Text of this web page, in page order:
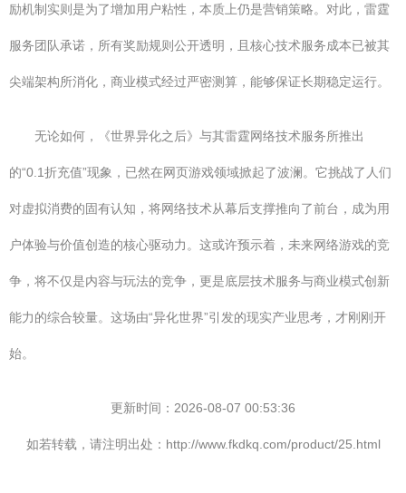
励机制实则是为了增加用户粘性，本质上仍是营销策略。对此，雷霆
服务团队承诺，所有奖励规则公开透明，且核心技术服务成本已被其
尖端架构所消化，商业模式经过严密测算，能够保证长期稳定运行。
无论如何，《世界异化之后》与其雷霆网络技术服务所推出
的“0.1折充值”现象，已然在网页游戏领域掀起了波澜。它挑战了人们
对虚拟消费的固有认知，将网络技术从幕后支撑推向了前台，成为用
户体验与价值创造的核心驱动力。这或许预示着，未来网络游戏的竞
争，将不仅是内容与玩法的竞争，更是底层技术服务与商业模式创新
能力的综合较量。这场由“异化世界”引发的现实产业思考，才刚刚开
始。
更新时间：2026-08-07 00:53:36
如若转载，请注明出处：http://www.fkdkq.com/product/25.html